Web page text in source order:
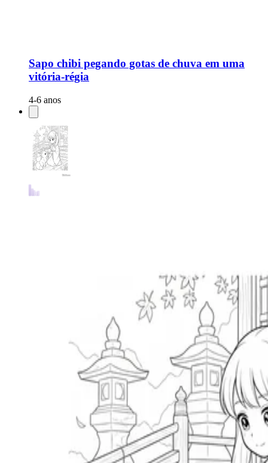
Sapo chibi pegando gotas de chuva em uma
vitória-régia
4-6 anos